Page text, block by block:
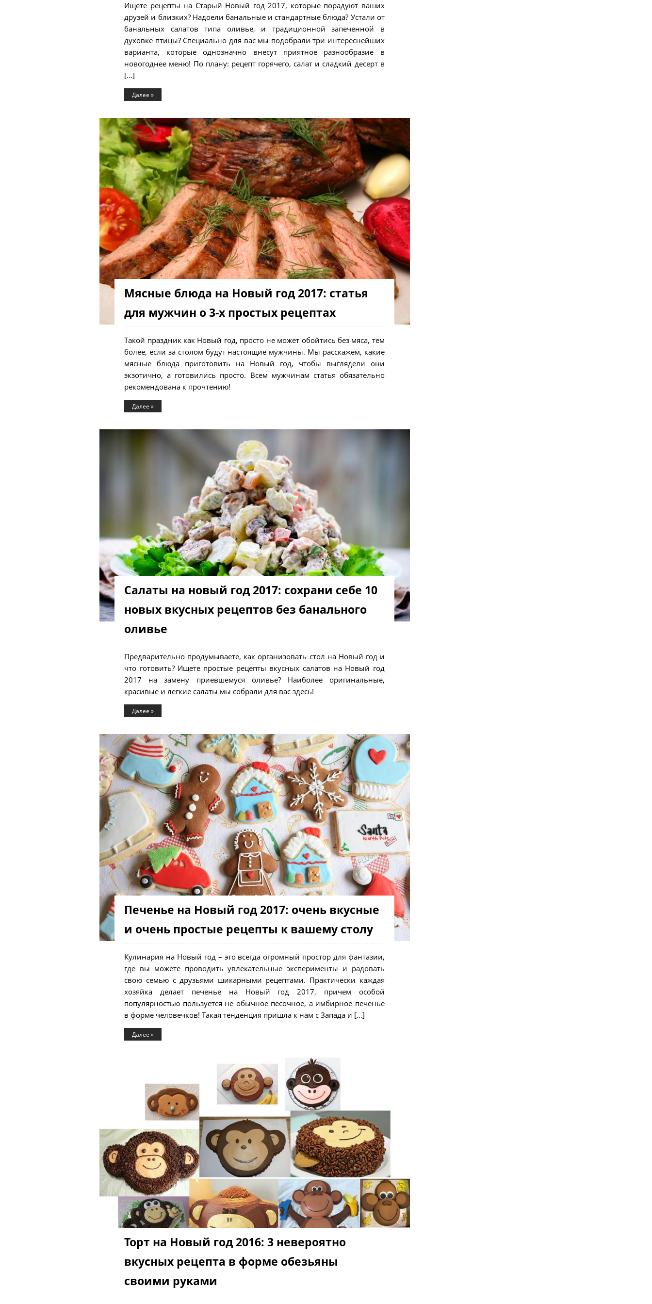
Ищете рецепты на Старый Новый год 2017, которые порадуют ваших
друзей и близких? Надоели банальные и стандартные блюда? Устали от
банальных салатов типа оливье, и традиционной запеченной в
духовке птицы? Специально для вас мы подобрали три интереснейших
варианта, которые однозначно внесут приятное разнообразие в
новогоднее меню! По плану: рецепт горячего, салат и сладкий десерт в
[…]
Далее »
Мясные блюда на Новый год 2017: статья
для мужчин о 3-х простых рецептах
Такой праздник как Новый год, просто не может обойтись без мяса, тем
более, если за столом будут настоящие мужчины. Мы расскажем, какие
мясные блюда приготовить на Новый год, чтобы выглядели они
экзотично, а готовились просто. Всем мужчинам статья обязательно
рекомендована к прочтению!
Далее »
Салаты на новый год 2017: сохрани себе 10
новых вкусных рецептов без банального
оливье
Предварительно продумываете, как организовать стол на Новый год и
что готовить? Ищете простые рецепты вкусных салатов на Новый год
2017 на замену приевшемуся оливье? Наиболее оригинальные,
красивые и легкие салаты мы собрали для вас здесь!
Далее »
Печенье на Новый год 2017: очень вкусные
и очень простые рецепты к вашему столу
Кулинария на Новый год – это всегда огромный простор для фантазии,
где вы можете проводить увлекательные эксперименты и радовать
свою семью с друзьями шикарными рецептами. Практически каждая
хозяйка делает печенье на Новый год 2017, причем особой
популярностью пользуется не обычное песочное, а имбирное печенье
в форме человечков! Такая тенденция пришла к нам с Запада и […]
Далее »
Торт на Новый год 2016: 3 невероятно
вкусных рецепта в форме обезьяны
своими руками